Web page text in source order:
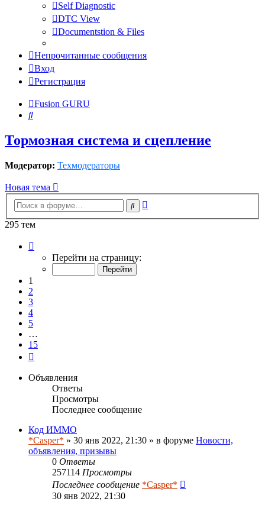
Self Diagnostic
DTC View
Documentstion & Files
Непрочитанные сообщения
Вход
Регистрация
Fusion GURU
Поиск
Тормозная система и сцепление
Модератор: Техмодераторы
Новая тема
Поиск
295 тем
Перейти на страницу:
1
2
3
4
5
…
15
Объявления
Ответы
Просмотры
Последнее сообщение
Код ИММО
*Casper* » 30 янв 2022, 21:30 » в форуме Новости,
объявления, призывы
0 Ответы
257114 Просмотры
Последнее сообщение *Casper*
30 янв 2022, 21:30